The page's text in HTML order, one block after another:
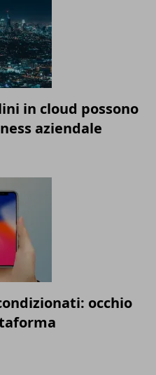
in cloud possono
aziendale
occhio